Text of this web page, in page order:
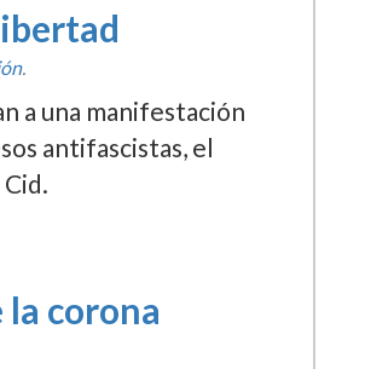
.
a una manifestación
antifascistas, el
la corona